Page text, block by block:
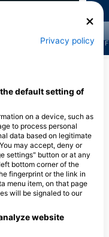
S O N D F
цей
SSI DIVING CENTER
50BAR SSI DIVING
- ФІЛІПІНИ
Privacy policy
default setting of
on a device, such as
to process personal
data based on legitimate
may accept, deny or
settings" button or at any
bottom corner of the
fingerprint or the link in
menu item, on that page
will be signaled to our
website